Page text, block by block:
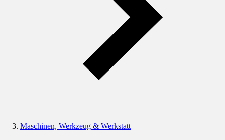
Maschinen, Werkzeug & Werkstatt